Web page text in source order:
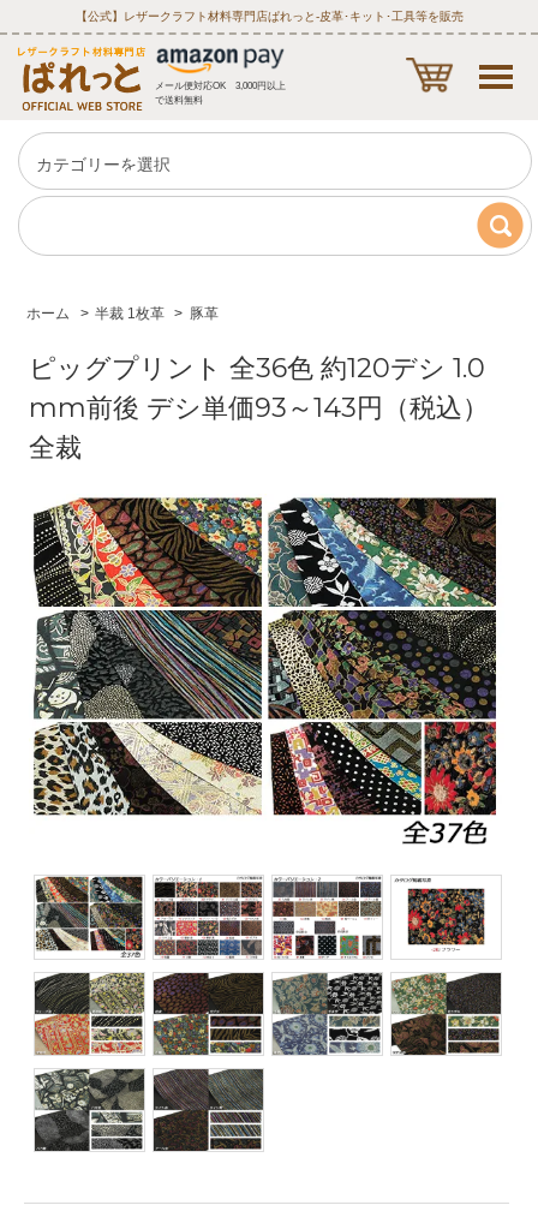
【公式】レザークラフト材料専門店ぱれっと‐皮革･キット･工具等を販売
メール便対応OK 3,000円以上
で送料無料
ホーム > 半裁 1枚革 > 豚革
ピッグプリント 全36色 約120デシ 1.0
mm前後 デシ単価93～143円（税込）
全裁